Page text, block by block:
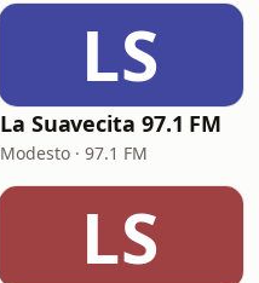
LS
La Suavecita 97.1 FM
Modesto · 97.1 FM
LS